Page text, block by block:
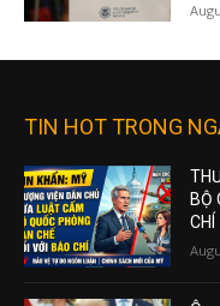
TIN HOT TRONG
BỘ
CHÍ